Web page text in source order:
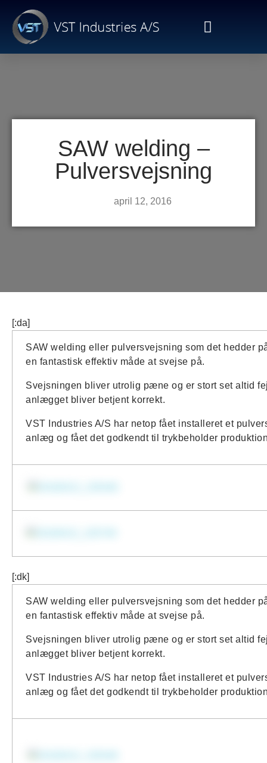
SAW welding –
Pulversvejsning
april 12, 2016
[:da]
SAW welding eller pulversvejsning som det hedder
en fantastisk effektiv måde at svejse på.
Svejsningen bliver utrolig pæne og er stort set altid
anlægget bliver betjent korrekt.
VST Industries A/S har netop fået installeret et
anlæg og fået det godkendt til trykbeholder
[:dk]
SAW welding eller pulversvejsning som det hedder
en fantastisk effektiv måde at svejse på.
Svejsningen bliver utrolig pæne og er stort set altid
anlægget bliver betjent korrekt.
VST Industries A/S har netop fået installeret et
anlæg og fået det godkendt til trykbeholder